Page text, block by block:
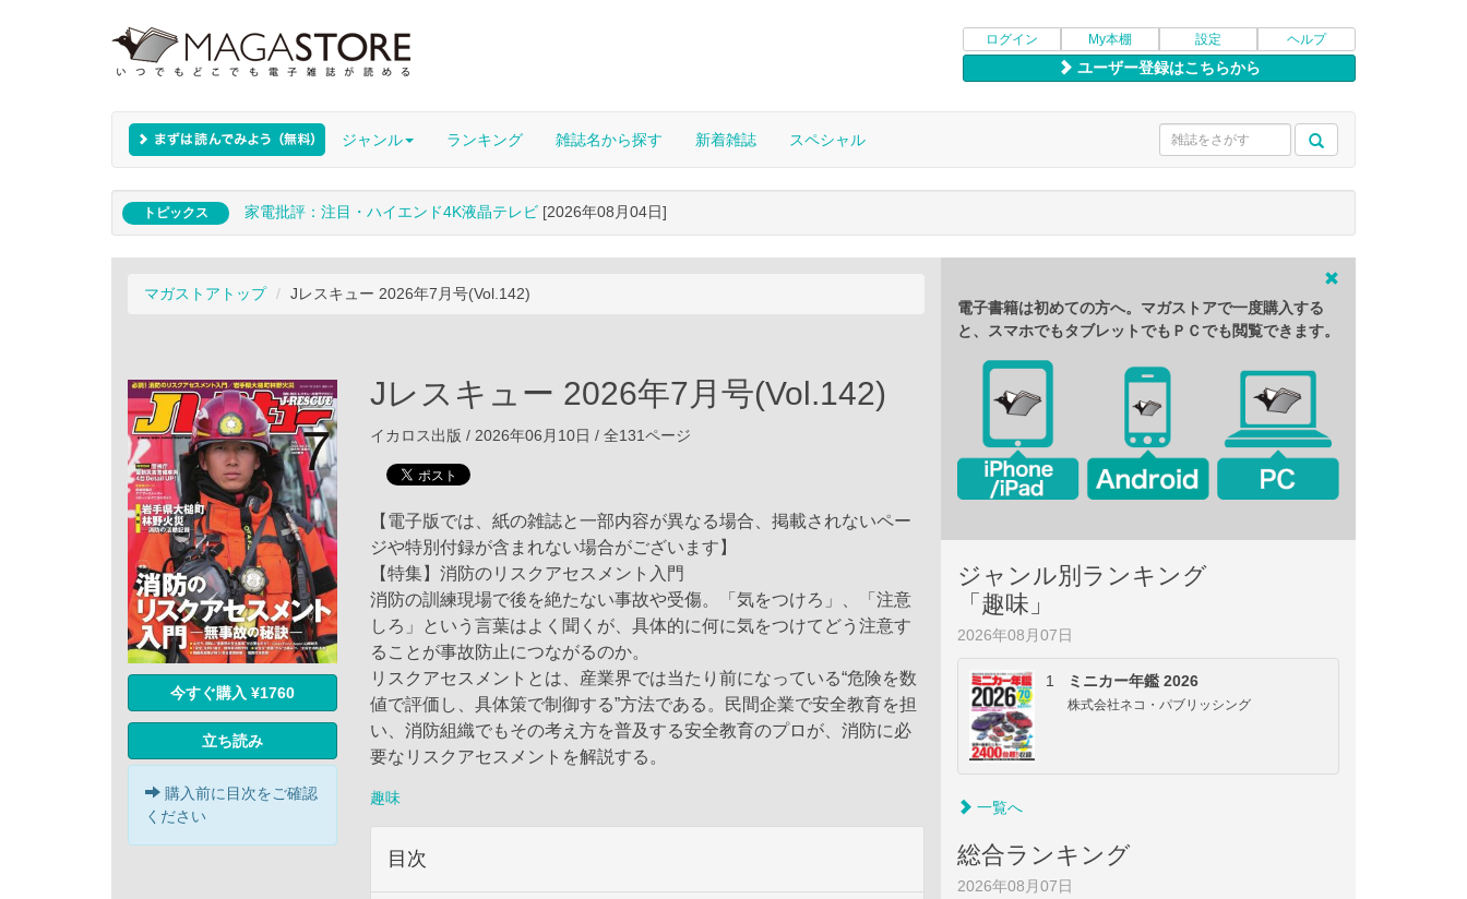
ログイン My本棚 設定 ヘルプ
ユーザー登録はこちらから
ジャンル ランキング 雑誌名から探す 新着雑誌 スペシャル
トピックス 家電批評：注目・ハイエンド4K液晶テレビ [2026年08月04日]
マガストアトップ Jレスキュー 2026年7月号(Vol.142)
今すぐ購入 ¥1760
立ち読み
購入前に目次をご確認
ください
Jレスキュー 2026年7月号(Vol.142)
イカロス出版 / 2026年06月10日 / 全131ページ
【電子版では、紙の雑誌と一部内容が異なる場合、掲載されないペー
ジや特別付録が含まれない場合がございます】
【特集】消防のリスクアセスメント入門
消防の訓練現場で後を絶たない事故や受傷。「気をつけろ」、「注意
しろ」という言葉はよく聞くが、具体的に何に気をつけてどう注意す
ることが事故防止につながるのか。
リスクアセスメントとは、産業界では当たり前になっている“危険を数
値で評価し、具体策で制御する”方法である。民間企業で安全教育を担
い、消防組織でもその考え方を普及する安全教育のプロが、消防に必
要なリスクアセスメントを解説する。
趣味
目次
電子書籍は初めての方へ。マガストアで一度購入する
と、スマホでもタブレットでもＰＣでも閲覧できます。
ジャンル別ランキング
「趣味」
2026年08月07日
1 ミニカー年鑑 2026
株式会社ネコ・パブリッシング
一覧へ
総合ランキング
2026年08月07日